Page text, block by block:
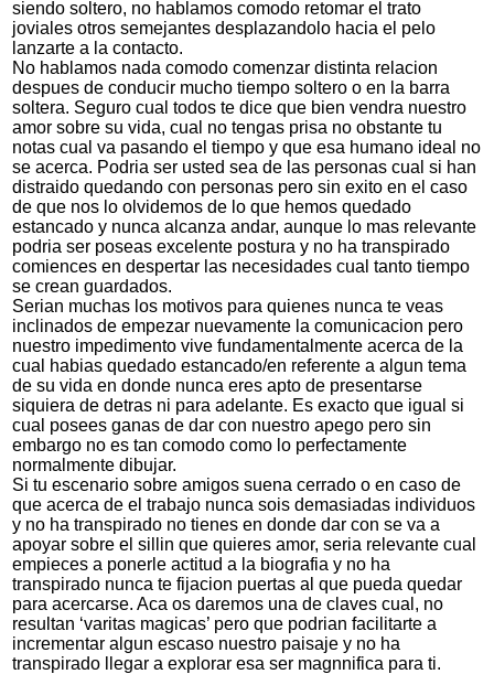
siendo soltero, no hablamos comodo retomar el trato
joviales otros semejantes desplazandolo hacia el pelo
lanzarte a la contacto.
No hablamos nada comodo comenzar distinta relacion
despues de conducir mucho tiempo soltero o en la barra
soltera. Seguro cual todos te dice que bien vendra nuestro
amor sobre su vida, cual no tengas prisa no obstante tu
notas cual va pasando el tiempo y que esa humano ideal no
se acerca. Podri­a ser usted sea de las personas cual si han
distraido quedando con personas pero sin exito en el caso
de que nos lo olvidemos de lo que hemos quedado
estancado y nunca alcanza andar, aunque lo mas relevante
podri­a ser poseas excelente postura y no ha transpirado
comiences en despertar las necesidades cual tanto tiempo
se crean guardados.
Serian muchas los motivos para quienes nunca te veas
inclinados de empezar nuevamente la comunicacion pero
nuestro impedimento vive fundamentalmente acerca de la
cual habias quedado estancado/en referente a algun tema
de su vida en donde nunca eres apto de presentarse
siquiera de detras ni para adelante. Es exacto que igual si
cual posees ganas de dar con nuestro apego pero sin
embargo no es tan comodo como lo perfectamente
normalmente dibujar.
Si tu escenario sobre amigos suena cerrado o en caso de
que acerca de el trabajo nunca sois demasiadas individuos
y no ha transpirado no tienes en donde dar con se va a
apoyar sobre el silli­n que quieres amor, seri­a relevante cual
empieces a ponerle actitud a la biografia y no ha
transpirado nunca te fijacion puertas al que pueda quedar
para acercarse. Aca os daremos una de claves cual, no
resultan ‘varitas magicas’ pero que podrian facilitarte a
incrementar algun escaso nuestro paisaje y no ha
transpirado llegar a explorar esa ser magnnifica para ti.